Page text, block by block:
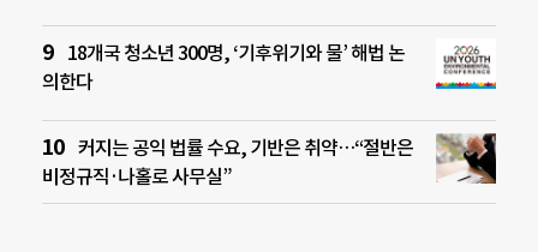
18개국 청소년 300명, ‘기후위기와 물’ 해법 논
의한다
커지는 공익 법률 수요, 기반은 취약…“절반은
비정규직·나홀로 사무실”